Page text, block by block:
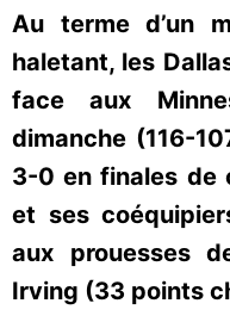
Au terme d’un
haletant, les
face aux
dimanche (116-
3-0 en finales de
et ses
aux prouesses
Irving (33 points